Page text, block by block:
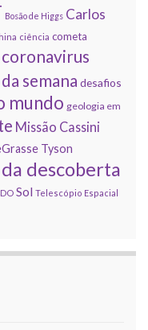
Bosão de Higgs Carlos
ciência cometa
coronavirus
semana desafios
mundo geologia em
Missão Cassini
Tyson
descoberta
Sol Telescópio Espacial